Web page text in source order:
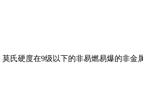
氏硬度在9级以下的非易燃易爆的非金